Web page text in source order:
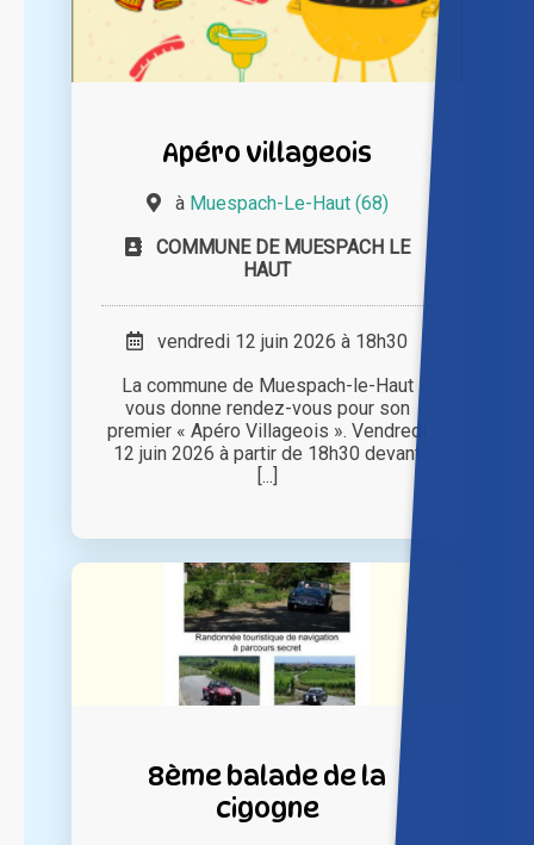
Apéro villageois
à Muespach-Le-Haut (68)
COMMUNE DE MUESPACH LE
HAUT
vendredi 12 juin 2026 à 18h30
La commune de Muespach-le-Haut
vous donne rendez-vous pour son
premier « Apéro Villageois ». Vendredi
12 juin 2026 à partir de 18h30 devant
[...]
8ème balade de la
cigogne